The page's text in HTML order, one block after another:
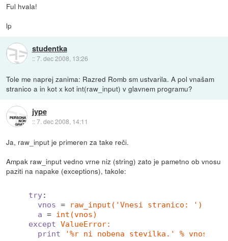
Ful hvala!
lp
studentka
::7. dec 2008, 13:26
Tole me naprej zanima: Razred Romb sm ustvarila. A pol vnašam
stranico a in kot x kot int(raw_input) v glavnem programu?
jype
::7. dec 2008, 14:11
Ja, raw_input je primeren za take reči.
Ampak raw_input vedno vrne niz (string) zato je pametno ob vnosu
paziti na napake (exceptions), takole:
try:
vnos =
raw_input('Vnesi stranico: ')
a = int(vnos)
except ValueError:
print
'%r ni nobena stevilka.' % vnos